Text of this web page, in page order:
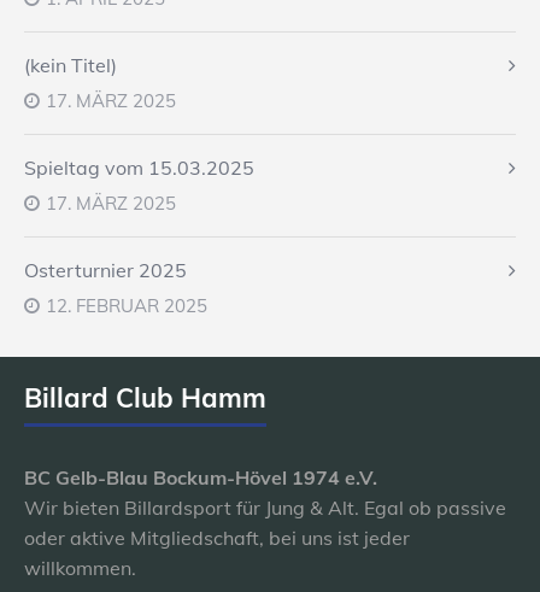
(kein Titel)
17. MÄRZ 2025
Spieltag vom 15.03.2025
17. MÄRZ 2025
Osterturnier 2025
12. FEBRUAR 2025
Billard Club Hamm
BC Gelb-Blau Bockum-Hövel 1974 e.V.
Wir bieten Billardsport für Jung & Alt. Egal ob passive
oder aktive Mitgliedschaft, bei uns ist jeder
willkommen.